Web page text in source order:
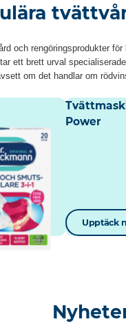
och rengöringsprodukter
ett brett urval
om det handlar om
Power
Upptäck